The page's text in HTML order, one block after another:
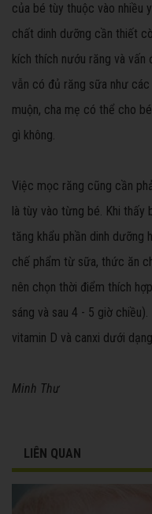
của bé tùy thuộc vào nhiều
chất dinh dưỡng cần thiết
kích thích nướu răng và vấn
vẫn có đủ răng sữa như
muộn, cha mẹ có thể cho
gì không.
Việc mọc răng cũng cần
là tùy vào từng bé. Khi thấy
tăng khẩu phần dinh dưỡng
chế phẩm từ sữa, thức ăn
nên chọn thời điểm thích
sáng và sau 4 - 5 giờ
vitamin D và canxi dưới
Minh Thư
LIÊN QUAN